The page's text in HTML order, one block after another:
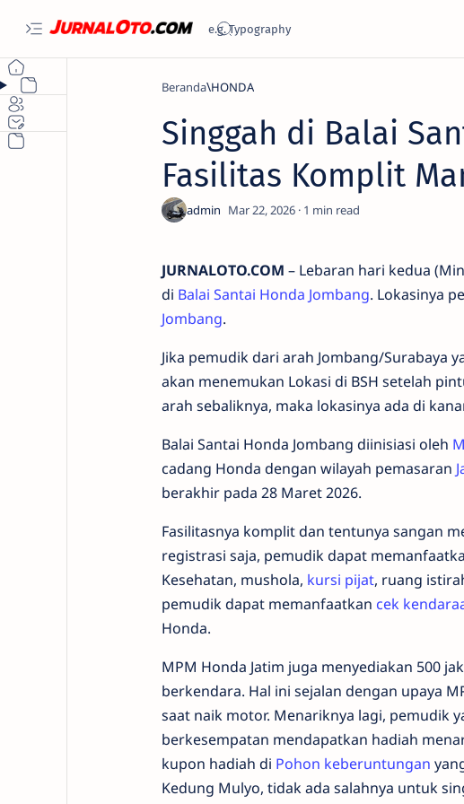
Beranda HONDA
Singgah di Balai
Fasilitas Komplit
1
JURNALOTO.COM – Lebaran hari kedua
di Balai Santai Honda Jombang. Lokasinya
Jombang.
Jika pemudik dari arah Jombang/Surabaya
akan menemukan Lokasi di BSH setelah
arah sebaliknya, maka lokasinya ada di
Balai Santai Honda Jombang diinisiasi oleh
cadang Honda dengan wilayah pemasaran
berakhir pada 28 Maret 2026.
Fasilitasnya komplit dan tentunya sangan
registrasi saja, pemudik dapat
Kesehatan, mushola, kursi pijat, ruang
pemudik dapat memanfaatkan cek
Honda.
MPM Honda Jatim juga menyediakan 500
berkendara. Hal ini sejalan dengan upaya
saat naik motor. Menariknya lagi, pemudik
berkesempatan mendapatkan hadiah
kupon hadiah di Pohon keberuntungan
Kedung Mulyo, tidak ada salahnya untuk